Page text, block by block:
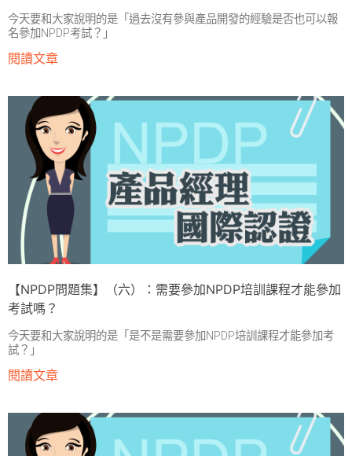
今天要和大家說明的是「過去沒有參與產品開發的經驗是否也可以報
名參加NPDP考試？」
閱讀文章
【NPDP問題集】（六）：需要參加NPDP培訓課程才能參加
考試嗎？
今天要和大家說明的是「是不是需要參加NPDP培訓課程才能參加考
試？」
閱讀文章